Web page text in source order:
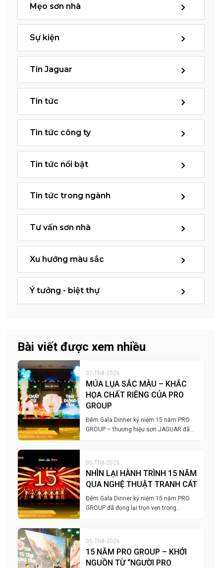
Mẹo sơn nhà
Sự kiện
Tin Jaguar
Tin tức
Tin tức công ty
Tin tức nổi bật
Tin tức trong ngành
Tư vấn sơn nhà
Xu hướng màu sắc
Ý tưởng - biệt thự
Bài viết được xem nhiều
07-Th8-2026
MÚA LỤA SẮC MÀU – KHẮC
HỌA CHẤT RIÊNG CỦA PRO
GROUP
Đêm Gala Dinner kỷ niệm 15 năm PRO
GROUP – thương hiệu sơn JAGUAR đã…
05-Th8-2026
NHÌN LẠI HÀNH TRÌNH 15 NĂM
QUA NGHỆ THUẬT TRANH CÁT
Đêm Gala Dinner kỷ niệm 15 năm PRO
GROUP đã đọng lại trọn vẹn trong…
05-Th8-2026
15 NĂM PRO GROUP – KHỞI
NGUỒN TỪ “NGƯỜI PRO